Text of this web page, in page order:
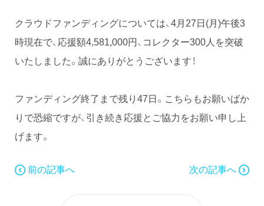
クラウドファンディングについては、4月27日(月)午後3
時現在で、応援額4,581,000円、コレクター300人を突破
いたしました。誠にありがとうございます！
ファンディング終了まで残り47日。こちらもお願いばか
りで恐縮ですが、引き続き応援とご協力をお願い申し上
げます。
前の記事へ 次の記事へ